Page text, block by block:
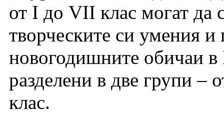
от I до VII клас могат да
творческите си умения и
новогодишните обичаи
разделени в две групи –
клас.